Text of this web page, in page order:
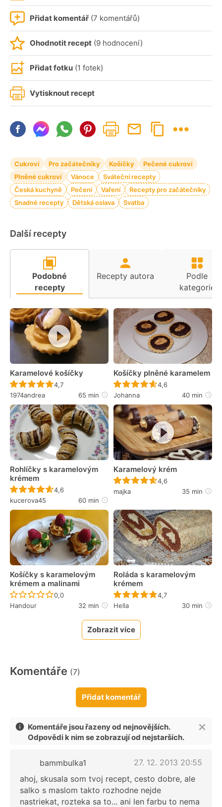
Přidat komentář (7 komentářů)
Ohodnotit recept (9 hodnocení)
Přidat fotku (1 fotek)
Vytisknout recept
Cukroví Pro začátečníky Košíčky
Pečené cukroví
Plněné cukroví
Vánoce
Sváteční recepty
Česká kuchyně
Pečení Vaření
Recepty pro začátečníky
Snadné recepty
Dětská oslava Svatba
Další recepty
Podobné
recepty
Recepty autora
Podle
kategorie
Karamelové košíčky
Recept ještě nebyl hodnocen
4,7
1974andrea
65 min
Košíčky plněné karamelem
Recept ještě nebyl
4,6
Johanna
40 min
Rohlíčky s karamelovým
krémem
Recept ještě nebyl hodnocen
4,6
kucerova45
60 min
Karamelový krém
Recept ještě nebyl
4,6
majka
35 min
Košíčky s karamelovým
krémem a malinami
Recept ještě nebyl hodnocen
0,0
Handour
32 min
Roláda s karamelovým
krémem
Recept ještě nebyl
4,7
Hella
30 min
Zobrazit více
Komentáře (7)
Přidat komentář
Komentáře jsou řazeny od nejnovějších.
Odpovědi k nim se zobrazují od nejstarších.
bammbulka1
27. 12. 2013 20:55
ahoj, skusala som tvoj recept, cesto dobre, ale
salko s maslom takto rozhodne nejde
nastriekat, rozteka sa to... ani len farbu to nema